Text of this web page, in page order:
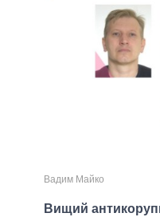
Вадим Майко
Вищий